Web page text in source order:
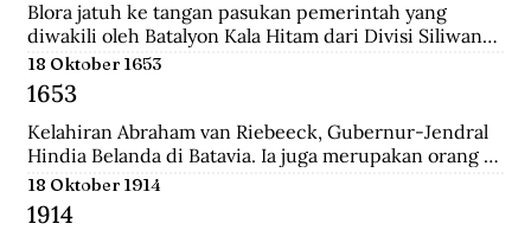
membuat suratkabar Mestika dan majalah Medan
Buletin. Program utama NST dalam sektor ekonomi
adalah pemulihan kembali perkebunan dan hak
istimewa penduduk asli atas tanah.
Blora jatuh ke tangan pasukan pemerintah yang
diwakili oleh Batalyon Kala Hitam dari Divisi Siliwangi.
Seperti biasanya, saat pembebasan sebuah kawasan,
terdapat sejumlah musuh yang menjadi tawanan.
Salah seorang tawanan terlihat bersikap menantang
dan seolah tak mau menyerah.
18 Oktober 1653
1653
Kelahiran Abraham van Riebeeck, Gubernur-Jendral
Hindia Belanda di Batavia. Ia juga merupakan orang
yang memulai perkebunan kopi pertama di Jawa
Barat.
18 Oktober 1914
1914